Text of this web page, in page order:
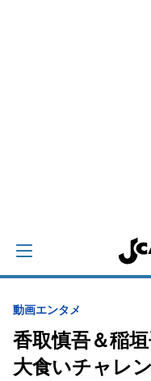
動画エンタメ
香取慎吾＆稲
大食いチャレ